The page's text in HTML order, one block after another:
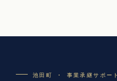
池田町 · 事業承継サポート